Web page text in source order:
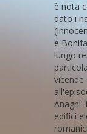
è nota
dato i
e
lungo
vicende
Anagni.
edifici